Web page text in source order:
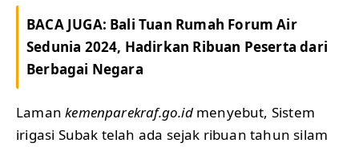
BACA JUGA: Bali Tuan Rumah Forum Air
Sedunia 2024, Hadirkan Ribuan Peserta dari
Berbagai Negara
Lamankemenparekraf.go.idmenyebut, Sistem
irigasi Subak telah ada sejak ribuan tahun silam